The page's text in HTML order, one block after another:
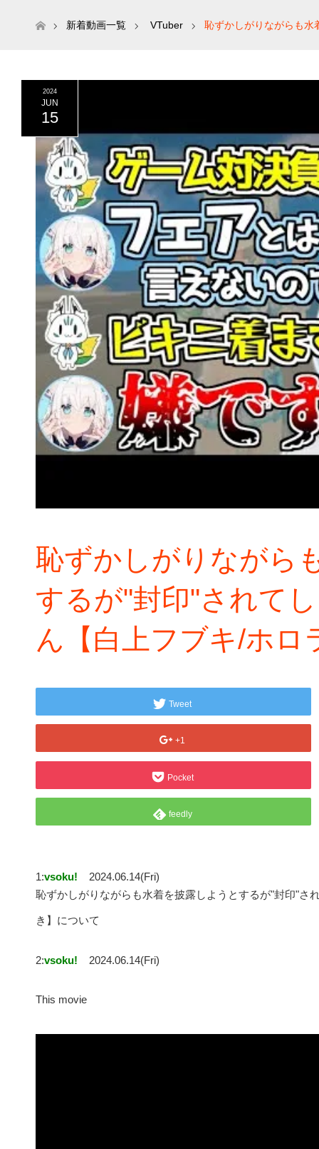
ホーム新着動画一覧 VTuber 恥ずかしがりながらも水
2024
JUN
15
恥ずかしがりながら
するが"封印"されて
ん【白上フブキ/ホロ
Tweet
+1
Pocket
feedly
1:vsoku!
2024.06.14(Fri)
恥ずかしがりながらも水着を披露しようとするが"封印"さ
き】について
2:vsoku! 2024.06.14(Fri)
This movie